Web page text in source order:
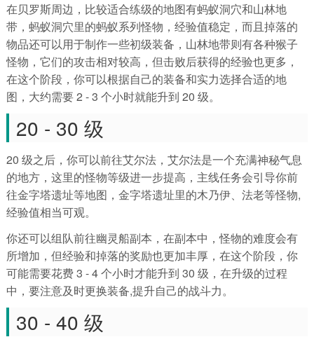
在贝罗斯周边，比较适合练级的地图有蚂蚁洞穴和山林地
带，蚂蚁洞穴里的蚂蚁系列怪物，经验值稳定，而且掉落的
物品还可以用于制作一些初级装备，山林地带则有各种猴子
怪物，它们的攻击相对较高，但击败后获得的经验也更多，
在这个阶段，你可以根据自己的装备和实力选择合适的地
图，大约需要 2 - 3 个小时就能升到 20 级。
20 - 30 级
20 级之后，你可以前往艾尔法，艾尔法是一个充满神秘气息
的地方，这里的怪物等级进一步提高，主线任务会引导你前
往金字塔遗址等地图，金字塔遗址里的木乃伊、法老等怪物,
经验值相当可观。
你还可以组队前往幽灵船副本，在副本中，怪物的难度会有
所增加，但经验和掉落的奖励也更加丰厚，在这个阶段，你
可能需要花费 3 - 4 个小时才能升到 30 级，在升级的过程
中，要注意及时更换装备,提升自己的战斗力。
30 - 40 级